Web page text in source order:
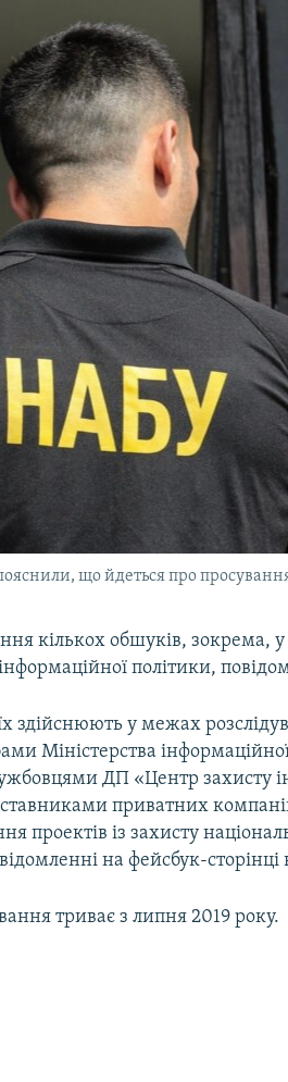
що йдеться про
кількох обшуків, зокрема,
політики,
їх здійснюють у межах
Міністерства
ДП «Центр захисту
приватних
проектів із захисту
на фейсбук-сторінці
триває з липня 2019 року.